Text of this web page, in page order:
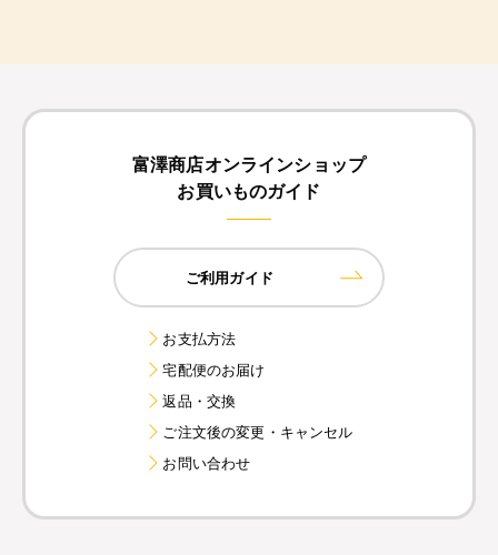
富澤商店オンラインショップ
お買いものガイド
ご利用ガイド
お支払方法
宅配便のお届け
返品・交換
ご注文後の変更・キャンセル
お問い合わせ